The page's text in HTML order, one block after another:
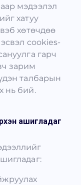
мэдээлэл
хатуу
хөтөчдөө
cookies-
гарч
зарим
талбарын
нь бий.
ашигладаг